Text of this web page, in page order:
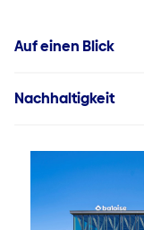
Auf einen Blick
Nachhaltigkeit